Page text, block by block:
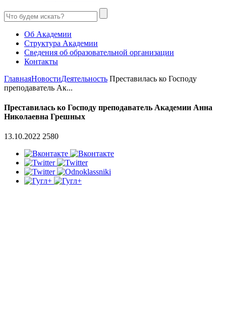
Об Академии
Структура Академии
Сведения об образовательной организации
Контакты
ГлавнаяНовостиДеятельность Преставилась ко Господу
преподаватель Ак...
Преставилась ко Господу преподаватель Академии Анна
Николаевна Грешных
13.10.2022 2580